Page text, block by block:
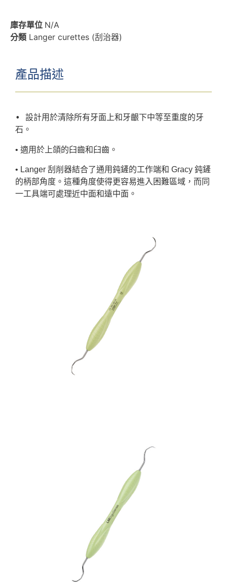
庫存單位 N/A
分類 Langer curettes (刮治器)
產品描述
• 設計用於清除所有牙面上和牙齦下中等至重度的牙
石。
• 適用於上頜的臼齒和臼齒。
• Langer 刮削器結合了通用鈍鏟的工作端和 Gracy 鈍鏟
的柄部角度。這種角度使得更容易進入困難區域，而同
一工具端可處理近中面和遠中面。